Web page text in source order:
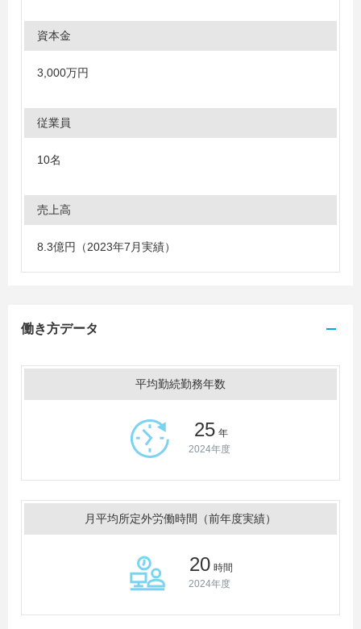
資本金
3,000万円
従業員
10名
売上高
8.3億円（2023年7月実績）
働き方データ
平均勤続勤務年数
25 年
2024年度
月平均所定外労働時間（前年度実績）
20 時間
2024年度